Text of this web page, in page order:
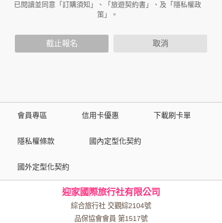
作與本公司合作時分享的任何身份識別資料。隱私權保護政策
不適用於本公司以外的公司或網站群，與非本站所僱用或管理
放連結的廠商也可能蒐集您個人的資料。對於您主動提供的個
人資訊，這些廣告廠商或連結網站有其個別的隱私權保護政
策，其資料處理措施不適用於本公司隱私權保護政策。
資料的蒐集與使用方式:
為了在本網站提供您最佳的互動性服務，可能會請您提供相關
本網站在您使用服務信箱、問卷調查等互動性功能時，會保留
於一般瀏覽時，伺服器會自行記錄相關行徑，包括您使用連線
設備的 IP 位址、使用時間、使用的瀏覽器、瀏覽及點選資料記
錄等，做為我們增進網站服務的參考依據，此記錄為內部應
已閱讀並同意「訂購須知」、「旅遊契約書」、及「隱私權政
策」。
截止報名 取消
會員專區 信用卡優惠 下載刷卡單
隱私權條款 國內定型化契約
國外定型化契約
迎家國際旅行社有限公司
綜合旅行社 交觀綜2104號
品保協會會員 第1517號